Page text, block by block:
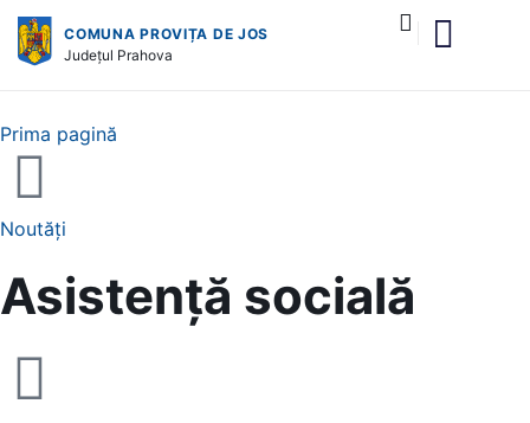
COMUNA PROVIȚA DE JOS
Județul Prahova
Prima pagină
Noutăți
Asistență socială